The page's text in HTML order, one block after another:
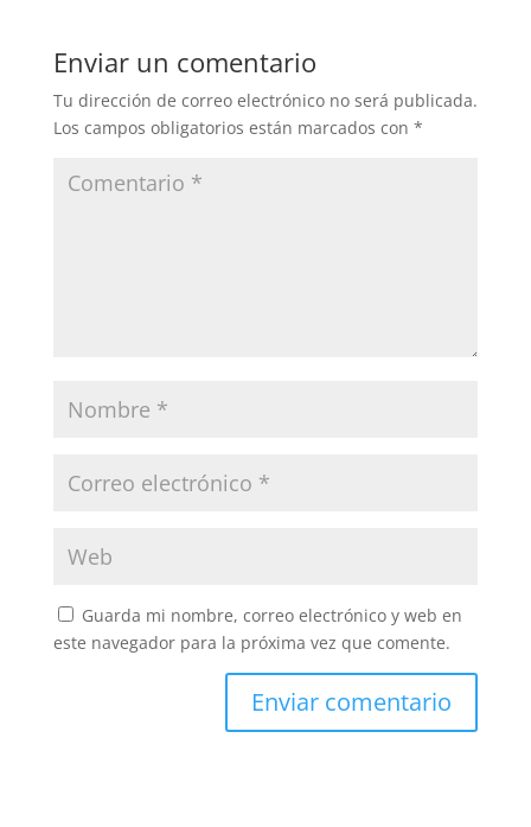
Enviar un comentario
Tu dirección de correo electrónico no será publicada.
Los campos obligatorios están marcados con *
Guarda mi nombre, correo electrónico y web en
este navegador para la próxima vez que comente.
Enviar comentario